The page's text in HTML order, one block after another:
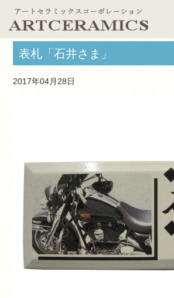
表札「石井さま」
2017年04月28日